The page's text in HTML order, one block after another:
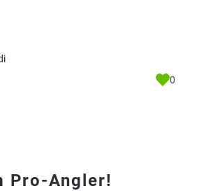
0
Pro-Angler!